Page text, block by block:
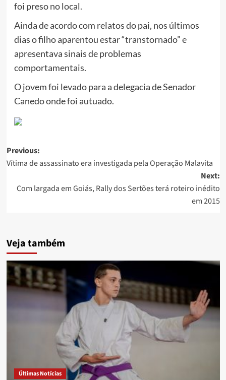
foi preso no local.
Ainda de acordo com relatos do pai, nos últimos
dias o filho aparentou estar “transtornado” e
apresentava sinais de problemas
comportamentais.
O jovem foi levado para a delegacia de Senador
Canedo onde foi autuado.
Post
navigation
Previous:
Vítima de assassinato era investigada pela Operação Malavita
Next:
Com largada em Goiás, Rally dos Sertões terá roteiro inédito
em 2015
Veja também
Últimas Notícias